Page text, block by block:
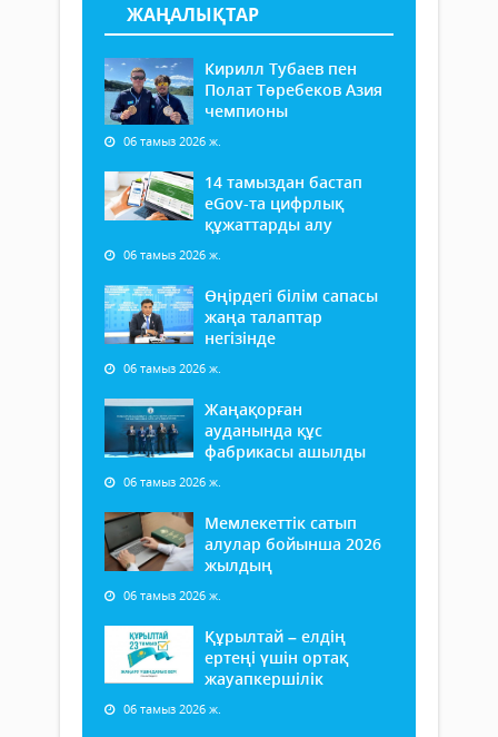
ЖАҢАЛЫҚТАР
Кирилл Тубаев пен
Полат Төребеков Азия
чемпионы
06 тамыз 2026 ж.
14 тамыздан бастап
еGov-та цифрлық
құжаттарды алу
06 тамыз 2026 ж.
Өңірдегі білім сапасы
жаңа талаптар
негізінде
06 тамыз 2026 ж.
Жаңақорған
ауданында құс
фабрикасы ашылды
06 тамыз 2026 ж.
Мемлекеттік сатып
алулар бойынша 2026
жылдың
06 тамыз 2026 ж.
Құрылтай – елдің
ертеңі үшін ортақ
жауапкершілік
06 тамыз 2026 ж.